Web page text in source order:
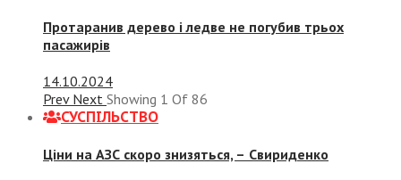
Протаранив дерево і ледве не погубив трьох
пасажирів
14.10.2024
Prev Next Showing 1 Of 86
СУСПIЛЬСТВО
Ціни на АЗС скоро знизяться, – Свириденко